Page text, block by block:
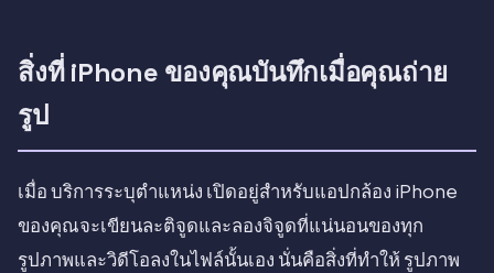
สิ่งที่ iPhone ของคุณบันทึกเมื่อคุณถ่าย
รูป
เมื่อ บริการระบุตำแหน่ง เปิดอยู่สำหรับแอปกล้อง iPhone
ของคุณจะเขียนละติจูดและลองจิจูดที่แน่นอนของทุก
รูปภาพและวิดีโอลงในไฟล์นั้นเอง นั่นคือสิ่งที่ทำให้ รูปภาพ